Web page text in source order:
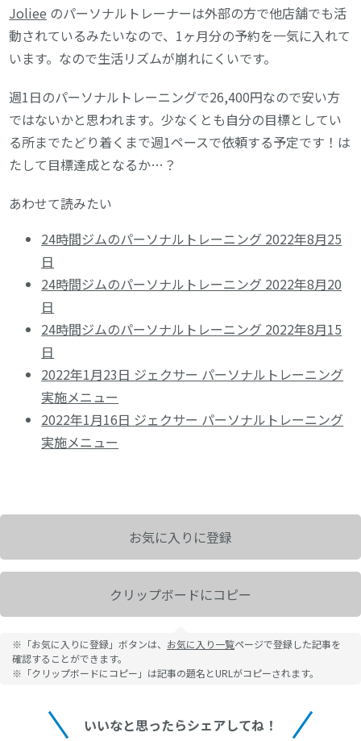
Joliee のパーソナルトレーナーは外部の方で他店舗でも活
動されているみたいなので、1ヶ月分の予約を一気に入れて
います。なので生活リズムが崩れにくいです。
週1日のパーソナルトレーニングで26,400円なので安い方
ではないかと思われます。少なくとも自分の目標としてい
る所までたどり着くまで週1ペースで依頼する予定です！は
たして目標達成となるか…？
あわせて読みたい
24時間ジムのパーソナルトレーニング 2022年8月25
日
24時間ジムのパーソナルトレーニング 2022年8月20
日
24時間ジムのパーソナルトレーニング 2022年8月15
日
2022年1月23日 ジェクサー パーソナルトレーニング
実施メニュー
2022年1月16日 ジェクサー パーソナルトレーニング
実施メニュー
お気に入りに登録
クリップボードにコピー
※「お気に入りに登録」ボタンは、 お気に入り一覧ページで登録した記事を
確認することができます。
※「クリップボードにコピー」は記事の題名とURLがコピーされます。
いいなと思ったらシェアしてね！